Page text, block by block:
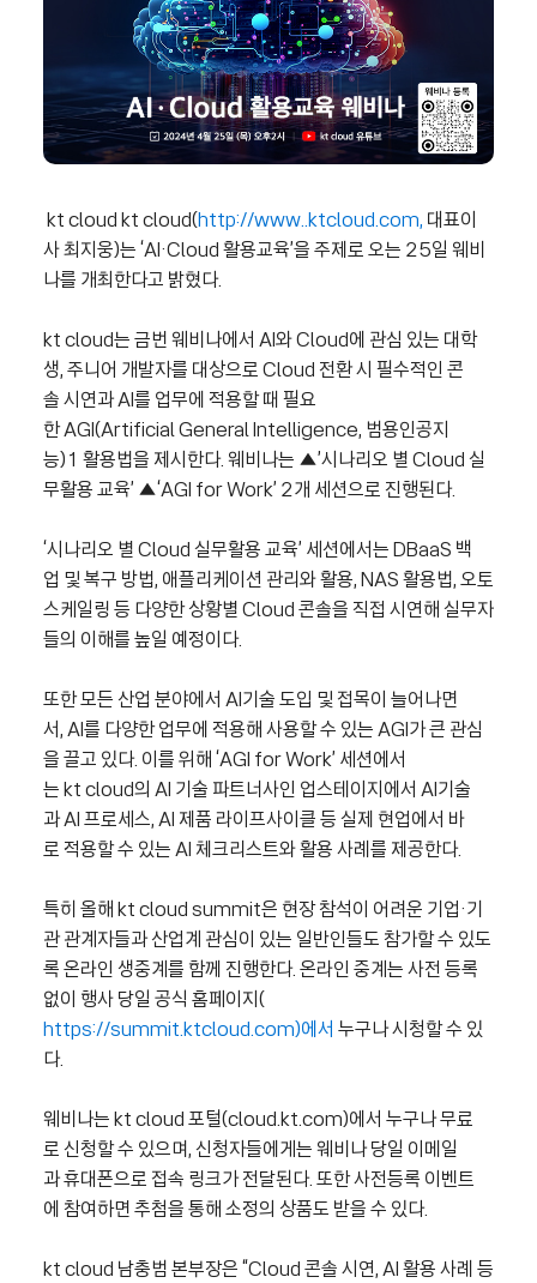
kt cloud kt cloud(http://www..ktcloud.com, 대표이
사 최지웅)는 ‘AI·Cloud 활용교육’을 주제로 오는 25일 웨비
나를 개최한다고 밝혔다.
kt cloud는 금번 웨비나에서 AI와 Cloud에 관심 있는 대학
생, 주니어 개발자를 대상으로 Cloud 전환 시 필수적인 콘
솔 시연과 AI를 업무에 적용할 때 필요
한 AGI(Artificial General Intelligence, 범용인공지
능)1 활용법을 제시한다. 웨비나는 ▲’시나리오 별 Cloud 실
무활용 교육’ ▲‘AGI for Work’ 2개 세션으로 진행된다.
‘시나리오 별 Cloud 실무활용 교육’ 세션에서는 DBaaS 백
업 및 복구 방법, 애플리케이션 관리와 활용, NAS 활용법, 오토
스케일링 등 다양한 상황별 Cloud 콘솔을 직접 시연해 실무자
들의 이해를 높일 예정이다.
또한 모든 산업 분야에서 AI기술 도입 및 접목이 늘어나면
서, AI를 다양한 업무에 적용해 사용할 수 있는 AGI가 큰 관심
을 끌고 있다. 이를 위해 ‘AGI for Work’ 세션에서
는 kt cloud의 AI 기술 파트너사인 업스테이지에서 AI기술
과 AI 프로세스, AI 제품 라이프사이클 등 실제 현업에서 바
로 적용할 수 있는 AI 체크리스트와 활용 사례를 제공한다.
특히 올해 kt cloud summit은 현장 참석이 어려운 기업·기
관 관계자들과 산업계 관심이 있는 일반인들도 참가할 수 있도
록 온라인 생중계를 함께 진행한다. 온라인 중계는 사전 등록
없이 행사 당일 공식 홈페이지(
https://summit.ktcloud.com)에서 누구나 시청할 수 있
다.
웨비나는 kt cloud 포털(cloud.kt.com)에서 누구나 무료
로 신청할 수 있으며, 신청자들에게는 웨비나 당일 이메일
과 휴대폰으로 접속 링크가 전달된다. 또한 사전등록 이벤트
에 참여하면 추첨을 통해 소정의 상품도 받을 수 있다.
kt cloud 남충범 본부장은 “Cloud 콘솔 시연, AI 활용 사례 등